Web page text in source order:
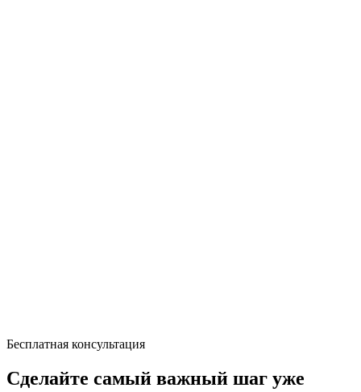
Бесплатная консультация
Сделайте самый важный шаг уже